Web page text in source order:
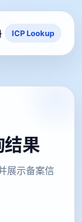
ICP Lookup
果
展示备案信